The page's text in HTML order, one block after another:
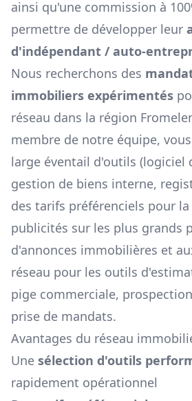
ainsi qu'une commission à
permettre de développer leur
d'indépendant / auto-
Nous recherchons des
immobiliers expérimentés
réseau dans la région
membre de notre équipe,
large éventail d'outils (logiciel
gestion de biens interne,
des tarifs préférenciels pour
publicités sur les plus grands
d'annonces immobilières et
réseau pour les outils
pige commerciale,
prise de mandats.
Avantages du réseau
Une sélection d'outils
rapidement opérationnel